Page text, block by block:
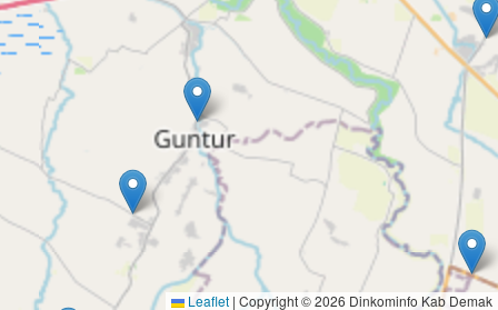
Leaflet | Copyright © 2026 Dinkominfo Kab Demak